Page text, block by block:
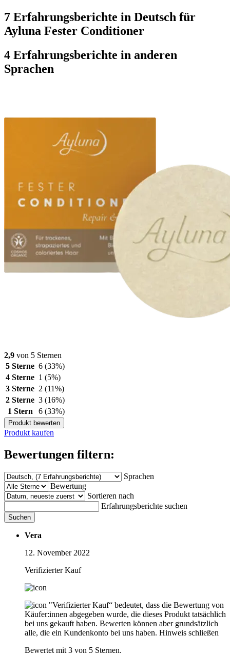
7 Erfahrungsberichte in Deutsch für
Ayluna Fester Conditioner
4 Erfahrungsberichte in anderen
Sprachen
2,9 von 5 Sternen
5 Sterne 6 (33%)
4 Sterne 1 (5%)
3 Sterne 2 (11%)
2 Sterne 3 (16%)
1 Stern
6 (33%)
Produkt bewerten
Produkt kaufen
Bewertungen filtern:
Sprachen
Bewertung
Sortieren nach
Erfahrungsberichte suchen
Suchen
Vera
12. November 2022
Verifizierter Kauf
"Verifizierter Kauf“ bedeutet, dass die Bewertung von
Käufer:innen abgegeben wurde, die dieses Produkt tatsächlich
bei uns gekauft haben. Bewerten können aber grundsätzlich
alle, die ein Kundenkonto bei uns haben. Hinweis schließen
Bewertet mit 3 von 5 Sternen.